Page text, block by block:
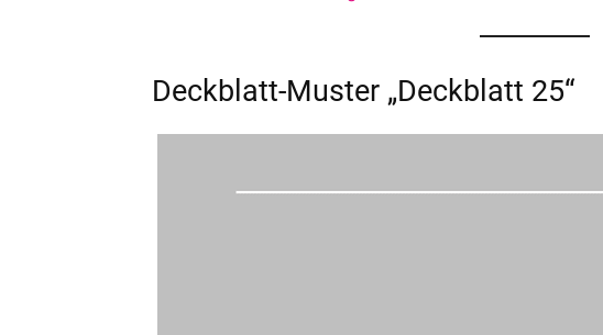
Deckblatt-Muster „Deckblatt 25“